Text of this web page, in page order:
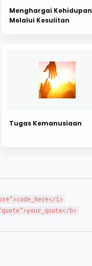
Menghargai Kehidupan
Melalui Kesulitan
Tugas Kemanusiaan
i>
b>